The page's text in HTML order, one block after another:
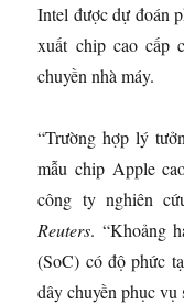
Intel được dự đoán
xuất chip cao cấp
chuyền nhà máy.
“Trường hợp lý
mẫu chip Apple
công ty nghiên
Reuters. “Khoảng
(SoC) có độ phức
dây chuyền phục vụ